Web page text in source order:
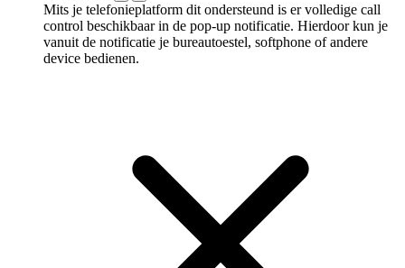
Mits je telefonieplatform dit ondersteund is er volledige call
control beschikbaar in de pop-up notificatie. Hierdoor kun je
vanuit de notificatie je bureautoestel, softphone of andere
device bedienen.